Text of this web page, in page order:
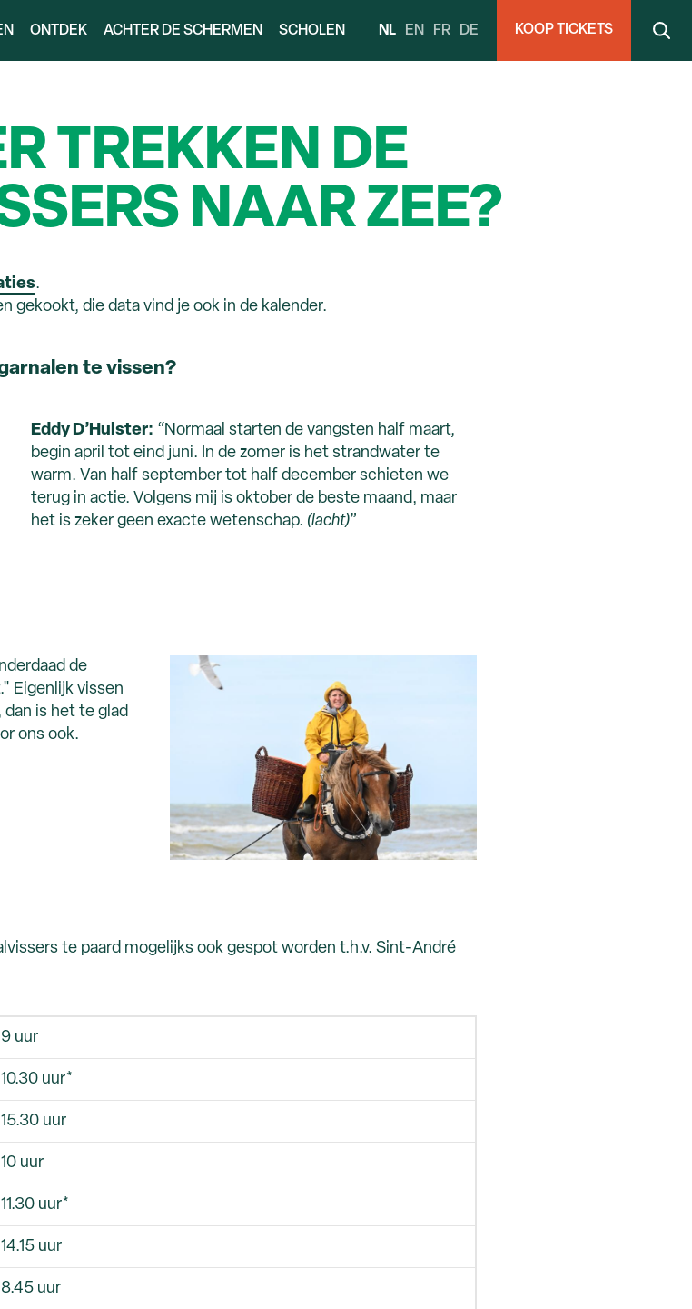
ONTDEK ACHTER DE SCHERMEN SCHOLEN NL EN FR DE KOOP TICKETS
TREKKEN DE
NAAR ZEE?
.
gekookt, die data vind je ook in de kalender.
te vissen?
Eddy D’Hulster: “Normaal starten de vangsten half maart,
begin april tot eind juni. In de zomer is het strandwater te
warm. Van half september tot half december schieten we
terug in actie. Volgens mij is oktober de beste maand, maar
het is zeker geen exacte wetenschap. (lacht)”
de
Eigenlijk vissen
dan is het te glad
ons ook.
te paard mogelijks ook gespot worden t.h.v. Sint-André
9 uur
10.30 uur*
15.30 uur
10 uur
11.30 uur*
14.15 uur
8.45 uur